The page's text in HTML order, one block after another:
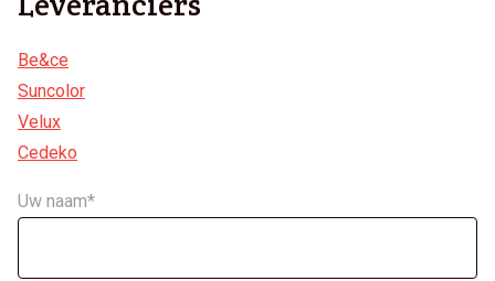
Be&ce
Suncolor
Velux
Cedeko
Uw naam*